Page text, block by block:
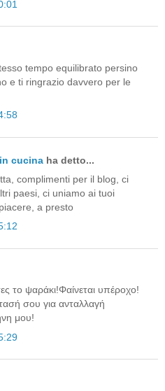
tempo equilibrato persino
e ti ringrazio davvero per le
cucina ha detto...
complimenti per il blog, ci
paesi, ci uniamo ai tuoi
a presto
το ψαράκι!Φαίνεται υπέροχο!
σου για ανταλλαγή
μου!